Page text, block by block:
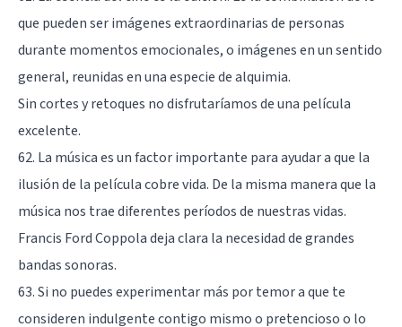
que pueden ser imágenes extraordinarias de personas
durante momentos emocionales, o imágenes en un sentido
general, reunidas en una especie de alquimia.
Sin cortes y retoques no disfrutaríamos de una película
excelente.
62. La música es un factor importante para ayudar a que la
ilusión de la película cobre vida. De la misma manera que la
música nos trae diferentes períodos de nuestras vidas.
Francis Ford Coppola deja clara la necesidad de grandes
bandas sonoras.
63. Si no puedes experimentar más por temor a que te
consideren indulgente contigo mismo o pretencioso o lo